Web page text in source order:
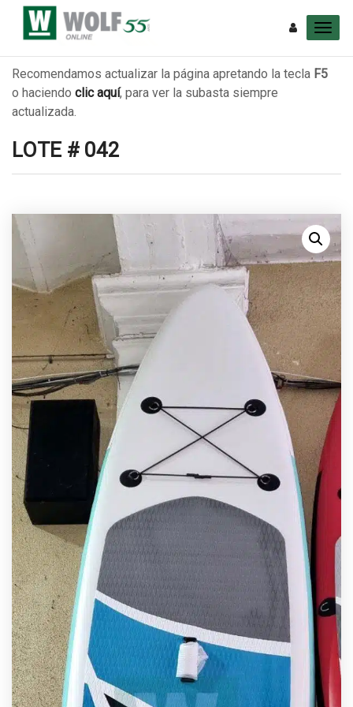
Recomendamos actualizar la página apretando la tecla F5
o haciendo clic aquí, para ver la subasta siempre
actualizada.
LOTE # 042